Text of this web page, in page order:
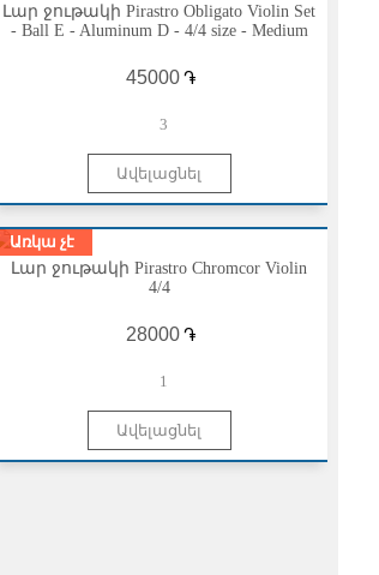
Լար ջութակի Pirastro Obligato Violin Set
- Ball E - Aluminum D - 4/4 size - Medium
֏
3
Առկա չէ
Լար ջութակի Pirastro Chromcor Violin
4/4
֏
1